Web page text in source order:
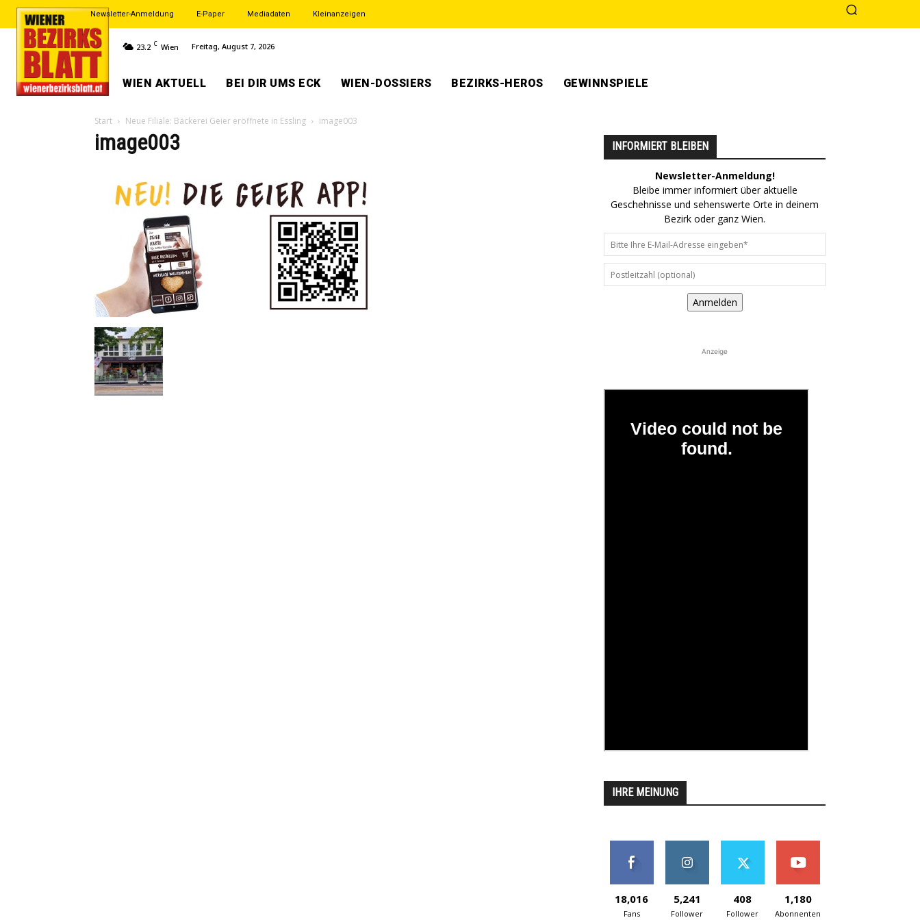
Newsletter-Anmeldung E-Paper Mediadaten Kleinanzeigen
23.2 C Wien Freitag, August 7, 2026
WIEN AKTUELL BEI DIR UMS ECK WIEN-DOSSIERS BEZIRKS-HEROS GEWINNSPIELE
Start Neue Filiale: Bäckerei Geier eröffnete in Essling image003
image003 INFORMIERT BLEIBEN
Newsletter-Anmeldung!
Bleibe immer informiert über aktuelle
Geschehnisse und sehenswerte Orte in deinem
Bezirk oder ganz Wien.
Anmelden
Anzeige
IHRE MEINUNG
18,016
Fans
5,241
Follower
408
Follower
1,180
Abonnenten